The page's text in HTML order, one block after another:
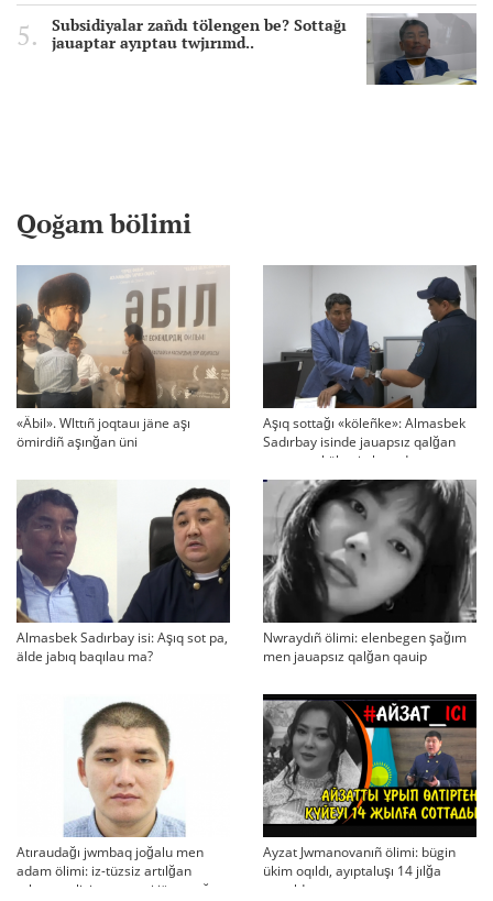
Subsidiyalar zañdı tölengen be? Sottağı
jauaptar ayıptau twjırımd..
Qoğam bölimi
«Äbil». Wlttıñ joqtauı jäne aşı
ömirdiñ aşınğan üni
Aşıq sottağı «köleñke»: Almasbek
Sadırbay isinde jauapsız qalğan
swraqtar köbeyip baradı
Almasbek Sadırbay isi: Aşıq sot pa,
älde jabıq baqılau ma?
Nwraydıñ ölimi: elenbegen şağım
men jauapsız qalğan qauip
Atıraudağı jwmbaq joğalu men
adam ölimi: iz-tüzsiz artılğan
otbası, policiya tergeui jäne qoğam
Ayzat Jwmanovanıñ ölimi: bügin
ükim oqıldı, ayıptaluşı 14 jılğa
sottaldı